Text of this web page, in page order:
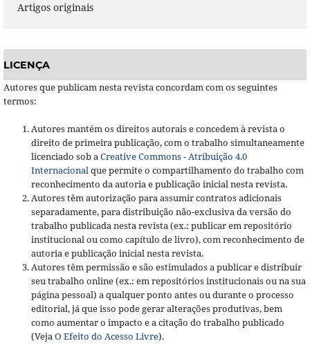
Artigos originais
LICENÇA
Autores que publicam nesta revista concordam com os seguintes
termos:
Autores mantém os direitos autorais e concedem à revista o
direito de primeira publicação, com o trabalho simultaneamente
licenciado sob aCreative Commons - Atribuição 4.0
Internacionalque permite o compartilhamento do trabalho com
reconhecimento da autoria e publicação inicial nesta revista.
Autores têm autorização para assumir contratos adicionais
separadamente, para distribuição não-exclusiva da versão do
trabalho publicada nesta revista (ex.: publicar em repositório
institucional ou como capítulo de livro), com reconhecimento de
autoria e publicação inicial nesta revista.
Autores têm permissão e são estimulados a publicar e distribuir
seu trabalho online (ex.: em repositórios institucionais ou na sua
página pessoal) a qualquer ponto antes ou durante o processo
editorial, já que isso pode gerar alterações produtivas, bem
como aumentar o impacto e a citação do trabalho publicado
(VejaO Efeito do Acesso Livre).